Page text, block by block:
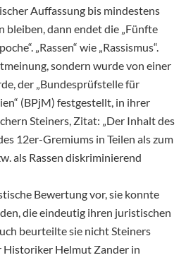
Auffassung bis mindestens
bleiben, dann endet die „Fünfte
„Rassen“ wie „Rassismus“.
sondern wurde von einer
der „Bundesprüfstelle für
(BPjM) festgestellt, in ihrer
Steiners, Zitat: „Der Inhalt des
12er-Gremiums in Teilen als zum
als Rassen diskriminierend
Bewertung vor, sie konnte
die eindeutig ihren juristischen
beurteilte sie nicht Steiners
Historiker Helmut Zander in